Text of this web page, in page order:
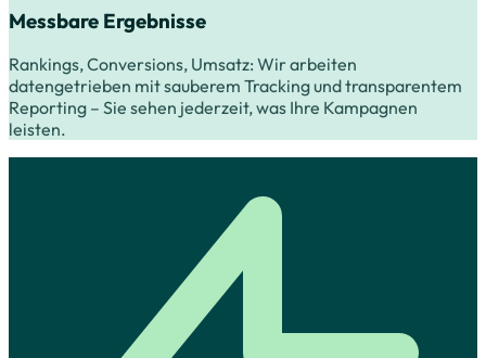
Messbare Ergebnisse
Rankings, Conversions, Umsatz: Wir arbeiten
datengetrieben mit sauberem Tracking und transparentem
Reporting – Sie sehen jederzeit, was Ihre Kampagnen
leisten.